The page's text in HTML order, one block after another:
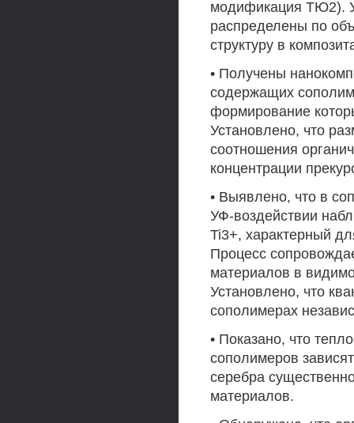
модификация ТЮ2).
распределены по
структуру в
• Получены
содержащих
формирование
Установлено, что
соотношения
концентрации
• Выявлено, что в
УФ-воздействии
Ti3+, характерный
Процесс
материалов в
Установлено, что
сополимерах
• Показано, что
сополимеров
серебра
материалов.